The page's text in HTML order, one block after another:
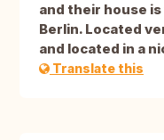
and their house
Berlin. Located
and located in a
Translate this